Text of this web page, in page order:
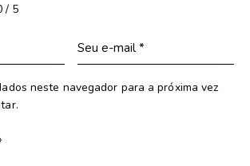
/ 5
neste navegador para a próxima vez